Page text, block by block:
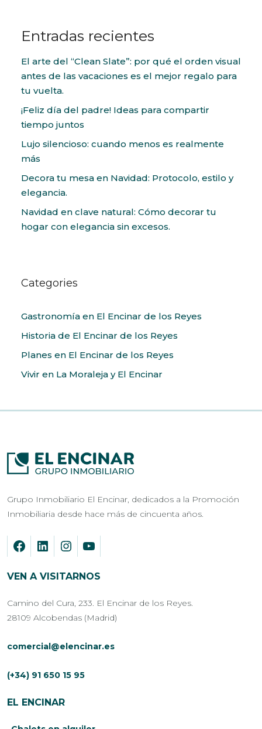
Entradas recientes
El arte del “Clean Slate”: por qué el orden visual
antes de las vacaciones es el mejor regalo para
tu vuelta.
¡Feliz día del padre! Ideas para compartir
tiempo juntos
Lujo silencioso: cuando menos es realmente
más
Decora tu mesa en Navidad: Protocolo, estilo y
elegancia.
Navidad en clave natural: Cómo decorar tu
hogar con elegancia sin excesos.
Categories
Gastronomía en El Encinar de los Reyes
Historia de El Encinar de los Reyes
Planes en El Encinar de los Reyes
Vivir en La Moraleja y El Encinar
Grupo Inmobiliario El Encinar, dedicados a la Promoción
Inmobiliaria desde hace más de cincuenta años.
VEN A VISITARNOS
Camino del Cura, 233. El Encinar de los Reyes.
28109 Alcobendas (Madrid)
comercial@elencinar.es
(+34) 91 650 15 95
EL ENCINAR